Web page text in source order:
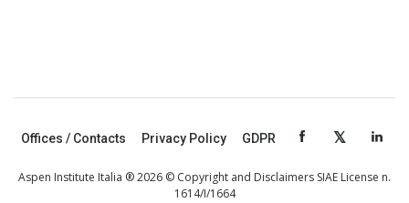
Offices / Contacts Privacy Policy GDPR
Aspen Institute Italia ® 2026 © Copyright and Disclaimers SIAE License n.
1614/I/1664